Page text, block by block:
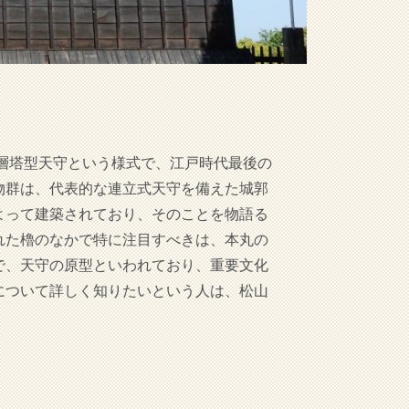
型天守という様式で、江戸時代最後の
は、代表的な連立式天守を備えた城郭
て建築されており、そのことを物語る
櫓のなかで特に注目すべきは、本丸の
天守の原型といわれており、重要文化
いて詳しく知りたいという人は、松山